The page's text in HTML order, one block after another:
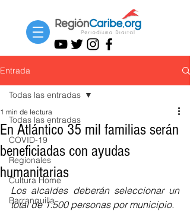
Entrada
Todas las entradas
COVID-19
Regionales
Cultura Home
Barranquilla
Todas las entradas
En Atlántico 35 mil familias serán
beneficiadas con ayudas
humanitarias
1 min de lectura
Los alcaldes deberán seleccionar un
total de 1.500 personas por municipio.